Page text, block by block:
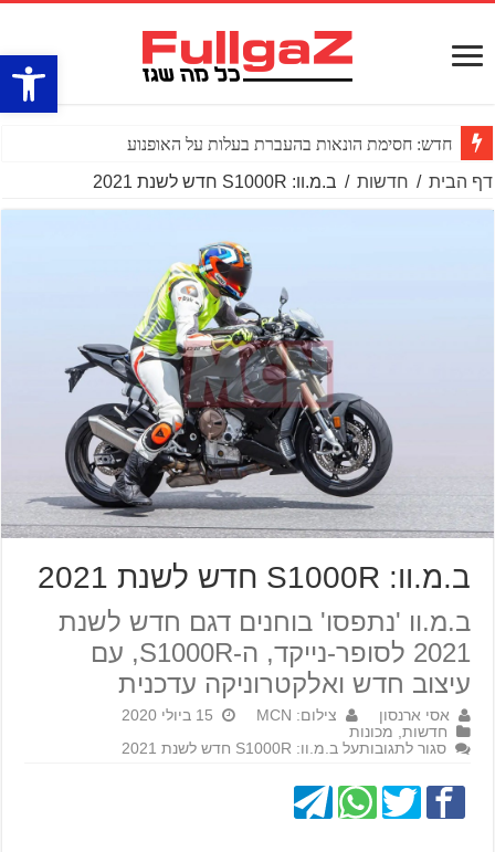
פתח
חדש: חסימת הונאות בהעברת בעלות על האופנוע
דף הבית / חדשות / ב.מ.וו: S1000R חדש לשנת 2021
ב.מ.וו: S1000R חדש לשנת 2021
ב.מ.וו 'נתפסו' בוחנים דגם חדש לשנת
2021 לסופר-נייקד, ה-S1000R, עם
עיצוב חדש ואלקטרוניקה עדכנית
אסי ארנסון צילום: MCN
15 ביולי 2020
חדשות מכונות
סגור לתגובותעל ב.מ.וו: S1000R חדש לשנת 2021